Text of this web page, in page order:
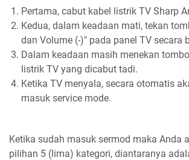
Pertama, cabut kabel listrik TV Sharp
Kedua, dalam keadaan mati, tekan
dan Volume (-)" pada panel TV secara
Dalam keadaan masih menekan
listrik TV yang dicabut tadi.
Ketika TV menyala, secara otomatis
masuk service mode.
Ketika sudah masuk sermod maka Anda
pilihan 5 (lima) kategori, diantaranya